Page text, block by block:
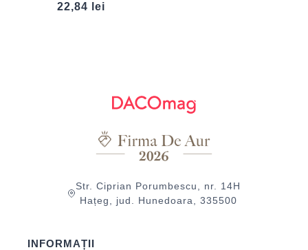
22,84
lei
Str. Ciprian Porumbescu, nr. 14H
Hațeg, jud. Hunedoara, 335500
INFORMAȚII